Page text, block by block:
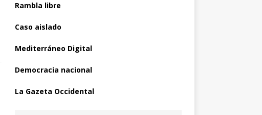
Rambla libre
Caso aislado
Mediterráneo Digital
Democracia nacional
La Gazeta Occidental